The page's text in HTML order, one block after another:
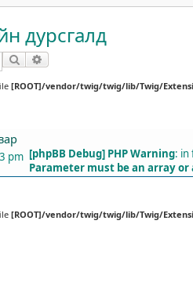
дурсгалд
Хайлт
[ROOT]/vendor/twig/twig/lib/Twig/
pm [phpBB Debug] PHP Warning: in
Parameter must be an array
[ROOT]/vendor/twig/twig/lib/Twig/